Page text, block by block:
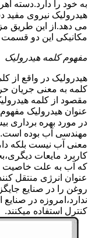
به خود را دارد.دسته
هیدرولیک نیروی مفید
می دهد.از این طریق
مکانیکی این دو
مفهوم کلمه هیدرولیک
هیدرولیک در واقع از
کلمه به معنی جریان
مقصود از کلمه
عنوان هیدرولیک
در مورد بهره برداری
مهندسی آب بوده
معنی آب نیست بلکه
کاربرد مایعات
که آب به علت خاصیت
عنوان انرژی منتقل
روغن را در صنایع
ندارد،امروزه در
کنترل استفاده میکنند.